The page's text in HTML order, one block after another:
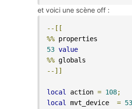
et voici une scène off :
--[[
%%
53 value
%%
--]]
local action = 108;
local
mvt_device = 53